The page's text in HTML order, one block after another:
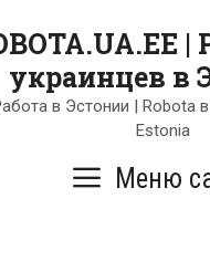
|
украинцев в
в Эстонии | Robota в
Estonia
Меню